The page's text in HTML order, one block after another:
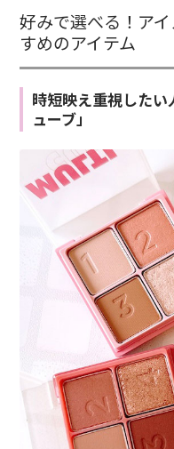
好みで選べる！ア
すめのアイテム
時短映え重視した
ューブ」